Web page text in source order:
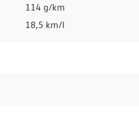
114 g/km
18,5 km/l